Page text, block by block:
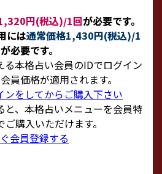
円(税込)/1回が必要です。
には通常価格1,430円(税込)/1
が必要です。
本格占い会員のIDでログイン
員価格が適用されます。
ンをしてからご購入下さい
と、本格占いメニューを会員特
購入いただけます。
会員登録する